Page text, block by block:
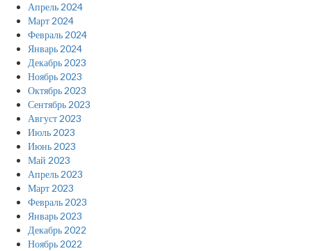
Апрель 2024
Март 2024
Февраль 2024
Январь 2024
Декабрь 2023
Ноябрь 2023
Октябрь 2023
Сентябрь 2023
Август 2023
Июль 2023
Июнь 2023
Май 2023
Апрель 2023
Март 2023
Февраль 2023
Январь 2023
Декабрь 2022
Ноябрь 2022